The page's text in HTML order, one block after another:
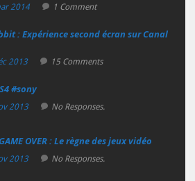
2014 1 Comment
: Expérience second écran sur Canal
2013 15 Comments
#sony
2013 No Responses.
OVER : Le règne des jeux vidéo
2013 No Responses.